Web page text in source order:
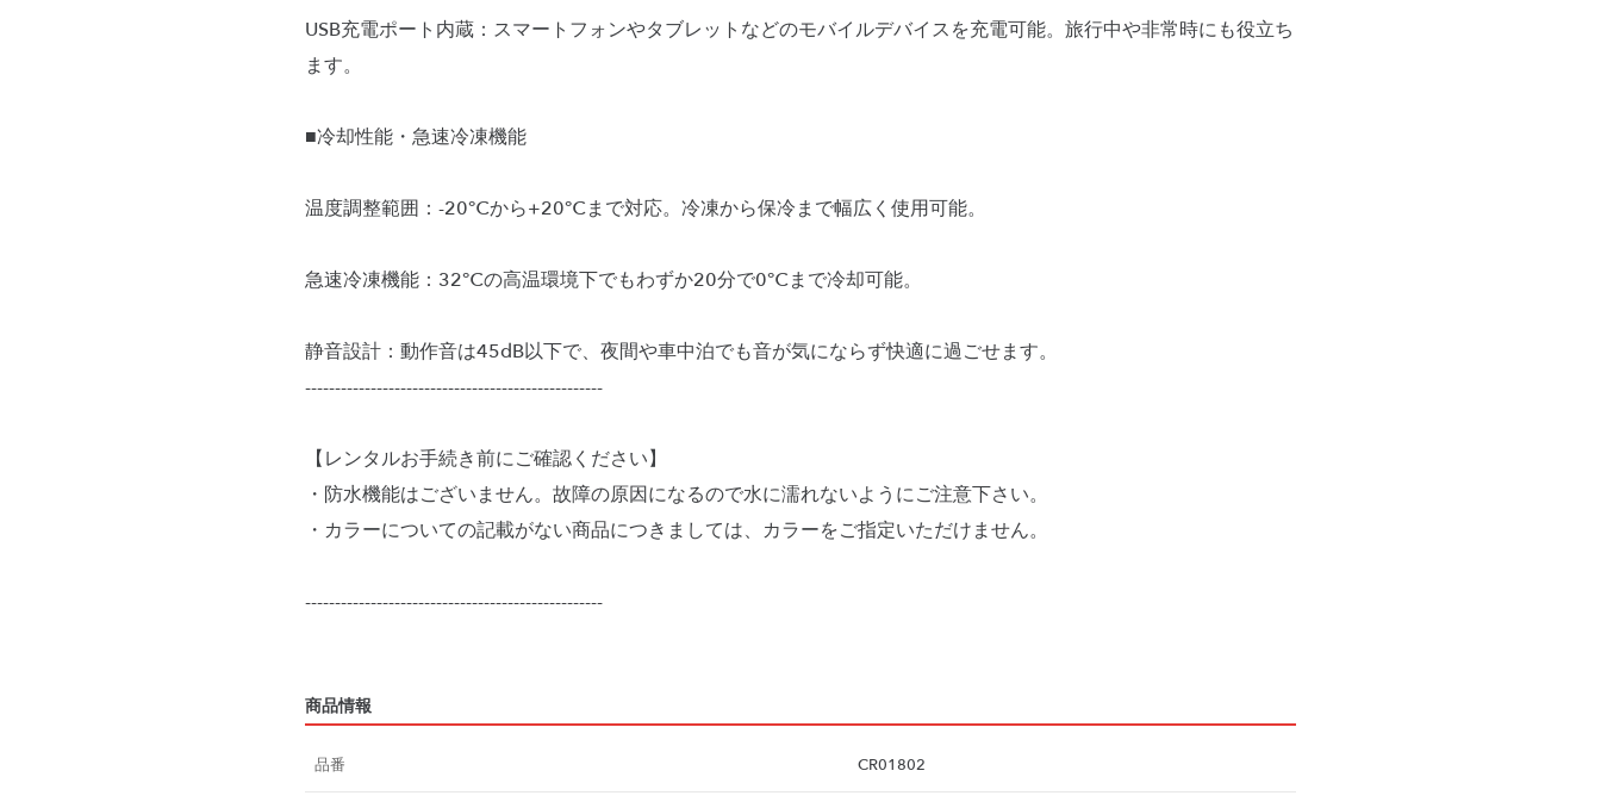
USB充電ポート内蔵：スマートフォンやタブレットなどのモバイルデバイスを充電可能。旅行中や非常時にも役立ち
ます。
■冷却性能・急速冷凍機能
温度調整範囲：-20℃から+20℃まで対応。冷凍から保冷まで幅広く使用可能。
急速冷凍機能：32℃の高温環境下でもわずか20分で0℃まで冷却可能。
静音設計：動作音は45dB以下で、夜間や車中泊でも音が気にならず快適に過ごせます。
--------------------------------------------------
【レンタルお手続き前にご確認ください】
・防水機能はございません。故障の原因になるので水に濡れないようにご注意下さい。
・カラーについての記載がない商品につきましては、カラーをご指定いただけません。
--------------------------------------------------
商品情報
品番 CR01802